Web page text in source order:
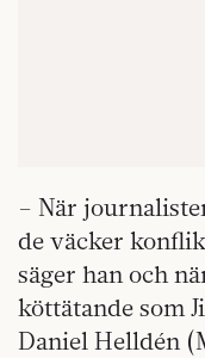
– När
de väcker
säger han och
köttätande som
Daniel Helldén